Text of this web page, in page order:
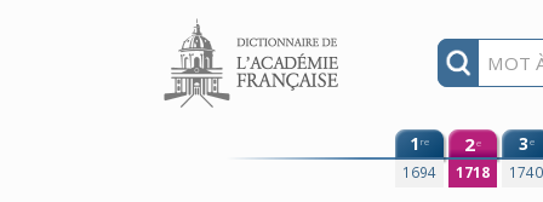
Aller au contenu
1re
1694
2e
1718
3e
1740